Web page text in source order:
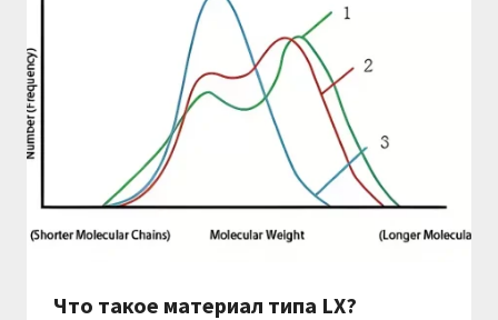
Что такое материал типа LX?